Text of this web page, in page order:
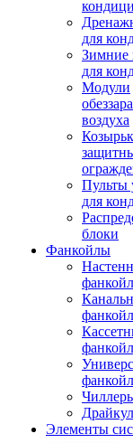
для
Зимние
для
Модули
воздуха
Пульты
для
блоки
Фанкойлы
Элементы